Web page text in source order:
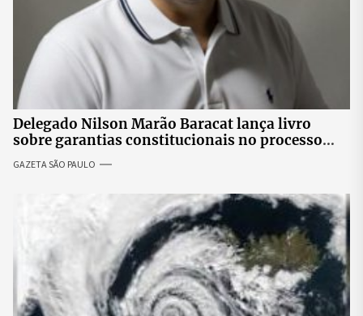
Delegado Nilson Marão Baracat lança livro
sobre garantias constitucionais no processo
penal brasileiro
GAZETA SÃO PAULO